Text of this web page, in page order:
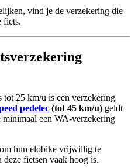
vind je de verzekering die
fiets.
tot 25 km/u is een verzekering
pedelec (tot 45 km/u) geldt
een WA-verzekering
hun elobike vrijwillig te
fietsen vaak hoog is.